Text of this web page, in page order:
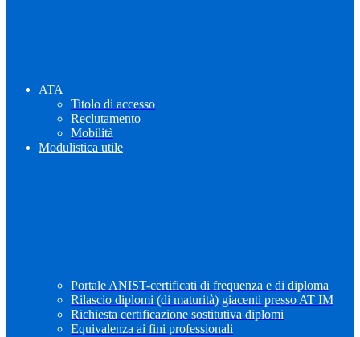
ATA
Titolo di accesso
Reclutamento
Mobilità
Modulistica utile
Portale ANIST-certificati di frequenza e di diploma
Rilascio diplomi (di maturità) giacenti presso AT IM
Richiesta certificazione sostitutiva diplomi
Equivalenza ai fini professionali